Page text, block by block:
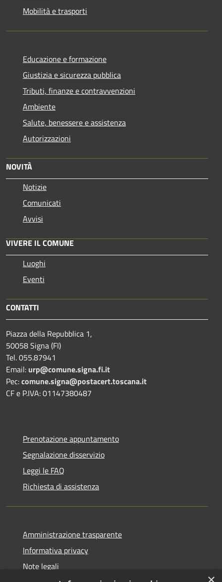
Mobilità e trasporti
Educazione e formazione
Giustizia e sicurezza pubblica
Tributi, finanze e contravvenzioni
Ambiente
Salute, benessere e assistenza
Autorizzazioni
NOVITÀ
Notizie
Comunicati
Avvisi
VIVERE IL COMUNE
Luoghi
Eventi
CONTATTI
Piazza della Repubblica 1,
50058 Signa (FI)
Tel. 055.87941
Email: urp@comune.signa.fi.it
Pec:comune.signa@postacert.toscana.it
CF e P.IVA: 01147380487
Prenotazione appuntamento
Segnalazione disservizio
Leggi le FAQ
Richiesta di assistenza
Amministrazione trasparente
Informativa privacy
Note legali